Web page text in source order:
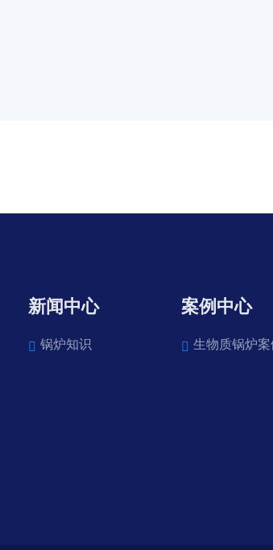
新闻中心
锅炉知识
案例中心
生物质锅炉案